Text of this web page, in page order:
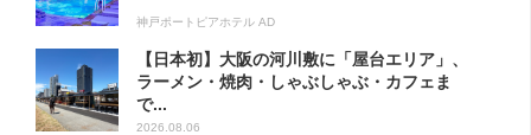
神戸ポートピアホテル AD
【日本初】大阪の河川敷に「屋台エリア」、
ラーメン・焼肉・しゃぶしゃぶ・カフェま
で...
2026.08.06